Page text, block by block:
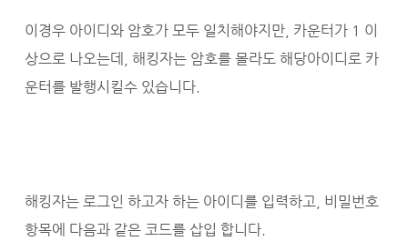
이경우 아이디와 암호가 모두 일치해야지만, 카운터가 1 이
상으로 나오는데, 해킹자는 암호를 몰라도 해당아이디로 카
운터를 발행시킬수 있습니다.
해킹자는 로그인 하고자 하는 아이디를 입력하고, 비밀번호
항목에 다음과 같은 코드를 삽입 합니다.